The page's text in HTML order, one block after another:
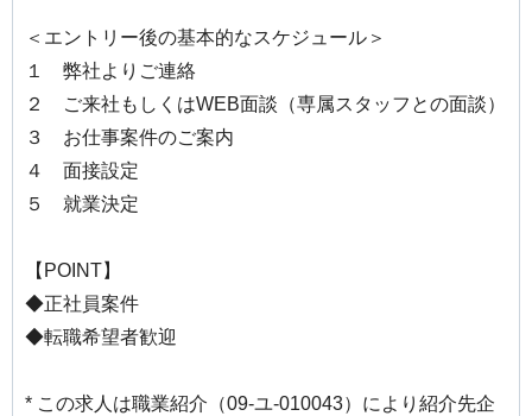
＜エントリー後の基本的なスケジュール＞
１ 弊社よりご連絡
２ ご来社もしくはWEB面談（専属スタッフとの面談）
３ お仕事案件のご案内
４ 面接設定
５ 就業決定
【POINT】
◆正社員案件
◆転職希望者歓迎
* この求人は職業紹介（09-ユ-010043）により紹介先企